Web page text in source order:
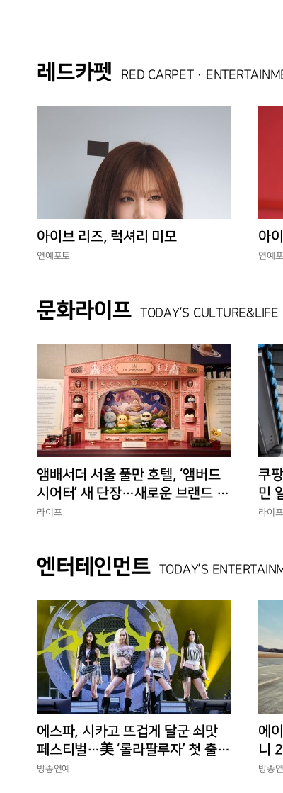
레드카펫 RED CARPET ·
아이브 리즈, 럭셔리 미모
연예포토
아
연예
문화라이프 TODAY’S CULTURE&LIFE
앰배서더 서울 풀만 호텔, ‘앰버드
시어터’ 새 단장…새로운 브랜드 경
험 선사
라이프
쿠
민
에
라이프
엔터테인먼트 TODAY’S
에스파, 시카고 뜨겁게 달군 쇠맛
페스티벌…美 ‘롤라팔루자’ 첫 출격
부터 증명한 존재감
방송연예
에
니
상승
방송연